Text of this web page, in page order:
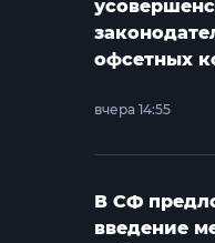
офсетных
вчера 14:55
В СФ
введение